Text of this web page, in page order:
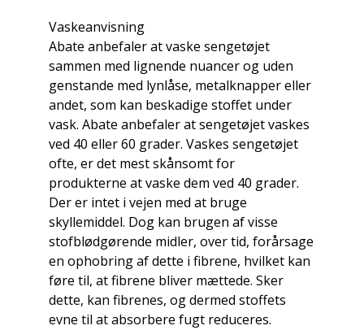
Vaskeanvisning
Abate anbefaler at vaske sengetøjet
sammen med lignende nuancer og uden
genstande med lynlåse, metalknapper eller
andet, som kan beskadige stoffet under
vask. Abate anbefaler at sengetøjet vaskes
ved 40 eller 60 grader. Vaskes sengetøjet
ofte, er det mest skånsomt for
produkterne at vaske dem ved 40 grader.
Der er intet i vejen med at bruge
skyllemiddel. Dog kan brugen af visse
stofblødgørende midler, over tid, forårsage
en ophobring af dette i fibrene, hvilket kan
føre til, at fibrene bliver mættede. Sker
dette, kan fibrenes, og dermed stoffets
evne til at absorbere fugt reduceres.